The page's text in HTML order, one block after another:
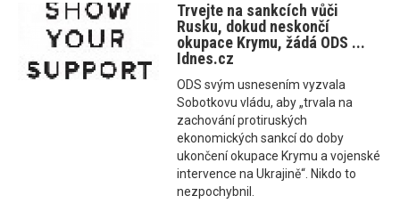
Trvejte na sankcích vůči
Rusku, dokud neskončí
okupace Krymu, žádá ODS ...
Idnes.cz
ODS svým usnesením vyzvala
Sobotkovu vládu, aby „trvala na
zachování protiruských
ekonomických sankcí do doby
ukončení okupace Krymu a vojenské
intervence na Ukrajině“. Nikdo to
nezpochybnil.